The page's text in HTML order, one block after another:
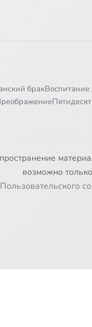
бракВоспитание
возможно
Пользовательского